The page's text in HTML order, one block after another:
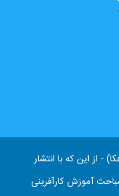
- از این که با انتشار
آموزش کارآفرینی